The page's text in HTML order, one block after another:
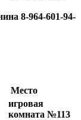
8-964-601-94-
Место
игровая
комната №113